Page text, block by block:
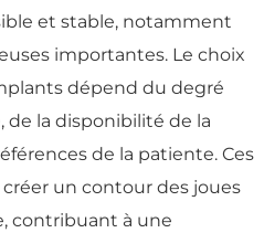
et stable, notamment
importantes. Le choix
dépend du degré
la disponibilité de la
de la patiente. Ces
un contour des joues
contribuant à une